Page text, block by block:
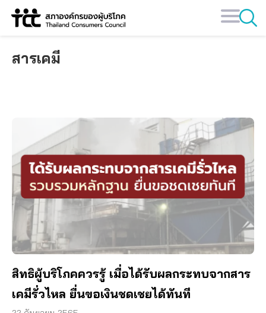
Skip
สารเคมี
สิทธิผู้บริโภคควรรู้ เมื่อได้รับผลกระทบจากสาร
เคมีรั่วไหล ยื่นขอเงินชดเชยได้ทันที